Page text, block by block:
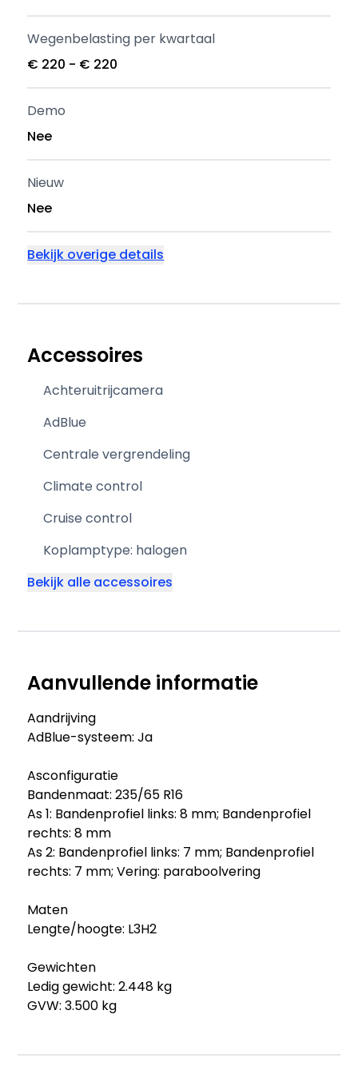
Wegenbelasting per kwartaal
€ 220 - € 220
Demo
Nee
Nieuw
Nee
Bekijk overige details
Accessoires
Achteruitrijcamera
AdBlue
Centrale vergrendeling
Climate control
Cruise control
Koplamptype: halogen
Bekijk alle accessoires
Aanvullende informatie
Aandrijving
AdBlue-systeem: Ja
Asconfiguratie
Bandenmaat: 235/65 R16
As 1: Bandenprofiel links: 8 mm; Bandenprofiel
rechts: 8 mm
As 2: Bandenprofiel links: 7 mm; Bandenprofiel
rechts: 7 mm; Vering: paraboolvering
Maten
Lengte/hoogte: L3H2
Gewichten
Ledig gewicht: 2.448 kg
GVW: 3.500 kg